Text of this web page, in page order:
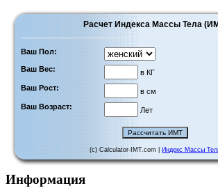
Расчет Индекса Массы Тела
Ваш Пол:
Ваш Вес:
в КГ
Ваш Рост:
в см
Ваш Возраст:
Лет
(c) Calculator-IMT.com | Индекс Массы
Информация